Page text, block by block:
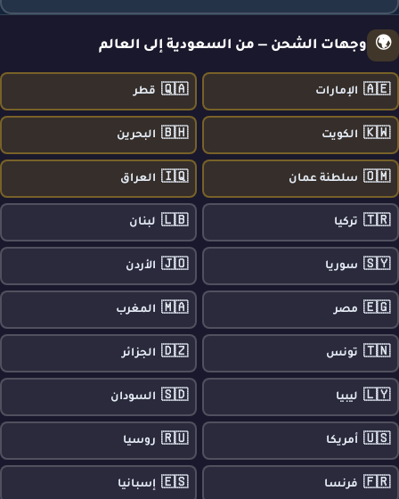
🌍 وجهات الشحن — من السعودية إلى العالم
🇦🇪 الإمارات 🇶🇦 قطر
🇰🇼 الكويت 🇧🇭 البحرين
🇴🇲 سلطنة عمان 🇮🇶 العراق
🇹🇷 تركيا 🇱🇧 لبنان
🇸🇾 سوريا 🇯🇴 الأردن
🇪🇬 مصر 🇲🇦 المغرب
🇹🇳 تونس 🇩🇿 الجزائر
🇱🇾 ليبيا 🇸🇩 السودان
🇺🇸 أمريكا 🇷🇺 روسيا
🇫🇷 فرنسا 🇪🇸 إسبانيا